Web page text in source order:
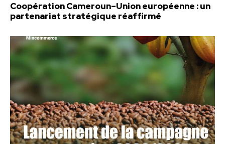
Coopération Cameroun–Union européenne : un
partenariat stratégique réaffirmé